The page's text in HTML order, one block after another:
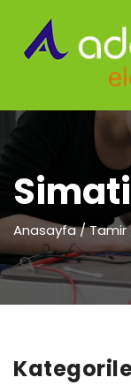
Anasayfa/Tamir